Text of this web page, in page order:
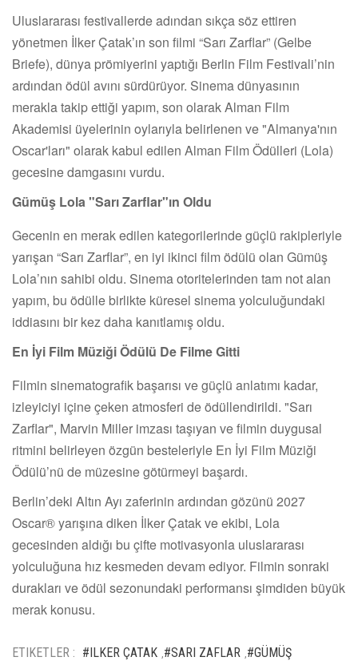
Uluslararası festivallerde adından sıkça söz ettiren
yönetmen İlker Çatak’ın son filmi “Sarı Zarflar” (Gelbe
Briefe), dünya prömiyerini yaptığı Berlin Film Festivali’nin
ardından ödül avını sürdürüyor. Sinema dünyasının
merakla takip ettiği yapım, son olarak Alman Film
Akademisi üyelerinin oylarıyla belirlenen ve "Almanya'nın
Oscar'ları" olarak kabul edilen Alman Film Ödülleri (Lola)
gecesine damgasını vurdu.
Gümüş Lola "Sarı Zarflar"ın Oldu
Gecenin en merak edilen kategorilerinde güçlü rakipleriyle
yarışan “Sarı Zarflar”, en iyi ikinci film ödülü olan Gümüş
Lola’nın sahibi oldu. Sinema otoritelerinden tam not alan
yapım, bu ödülle birlikte küresel sinema yolculuğundaki
iddiasını bir kez daha kanıtlamış oldu.
En İyi Film Müziği Ödülü De Filme Gitti
Filmin sinematografik başarısı ve güçlü anlatımı kadar,
izleyiciyi içine çeken atmosferi de ödüllendirildi. "Sarı
Zarflar", Marvin Miller imzası taşıyan ve filmin duygusal
ritmini belirleyen özgün besteleriyle En İyi Film Müziği
Ödülü’nü de müzesine götürmeyi başardı.
Berlin’deki Altın Ayı zaferinin ardından gözünü 2027
Oscar® yarışına diken İlker Çatak ve ekibi, Lola
gecesinden aldığı bu çifte motivasyonla uluslararası
yolculuğuna hız kesmeden devam ediyor. Filmin sonraki
durakları ve ödül sezonundaki performansı şimdiden büyük
merak konusu.
ETIKETLER : #ILKER ÇATAK #SARI ZAFLAR #GÜMÜŞ